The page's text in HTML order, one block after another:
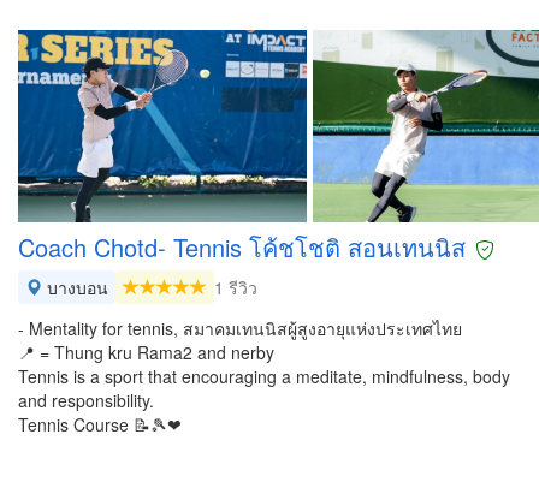
Coach Chotd- Tennis โค้ชโชติ สอนเทนนิส
บางบอน
1 รีวิว
- Mentality for tennis, สมาคมเทนนิสผู้สูงอายุแห่งประเทศไทย
📍 = Thung kru Rama2 and nerby
Tennis is a sport that encouraging a meditate, mindfulness, body
and responsibility.
Tennis Course 📝🎾❤